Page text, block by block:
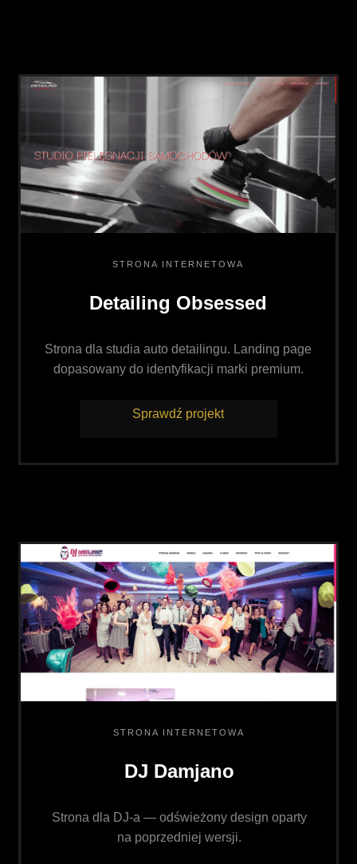
STRONA INTERNETOWA
Detailing Obsessed
Strona dla studia auto detailingu. Landing page
dopasowany do identyfikacji marki premium.
Sprawdź projekt
STRONA INTERNETOWA
DJ Damjano
Strona dla DJ-a — odświeżony design oparty
na poprzedniej wersji.